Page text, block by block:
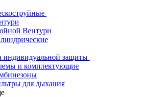
Вентури
индивидуальной защиты
и комплектующие
для дыхания